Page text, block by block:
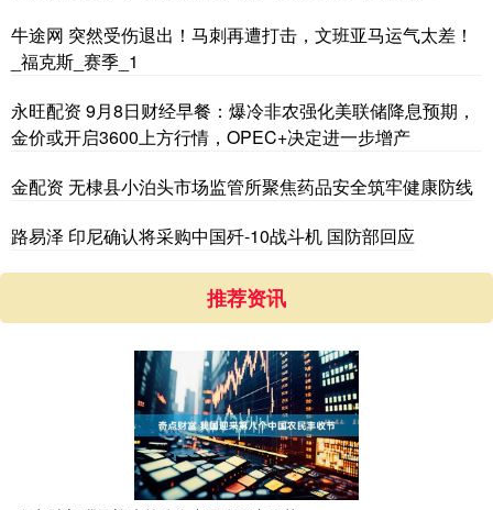
牛途网 突然受伤退出！马刺再遭打击，文班亚马运气太差！
_福克斯_赛季_1
永旺配资 9月8日财经早餐：爆冷非农强化美联储降息预期，
金价或开启3600上方行情，OPEC+决定进一步增产
金配资 无棣县小泊头市场监管所聚焦药品安全筑牢健康防线
路易泽 印尼确认将采购中国歼-10战斗机 国防部回应
推荐资讯